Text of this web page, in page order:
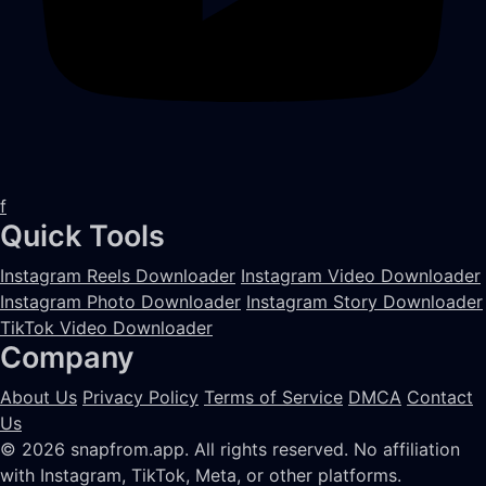
f
Quick Tools
Instagram Reels Downloader Instagram Video Downloader
Instagram Photo Downloader Instagram Story Downloader
TikTok Video Downloader
Company
About Us Privacy Policy Terms of Service DMCA Contact
Us
© 2026 snapfrom.app. All rights reserved. No affiliation
with Instagram, TikTok, Meta, or other platforms.